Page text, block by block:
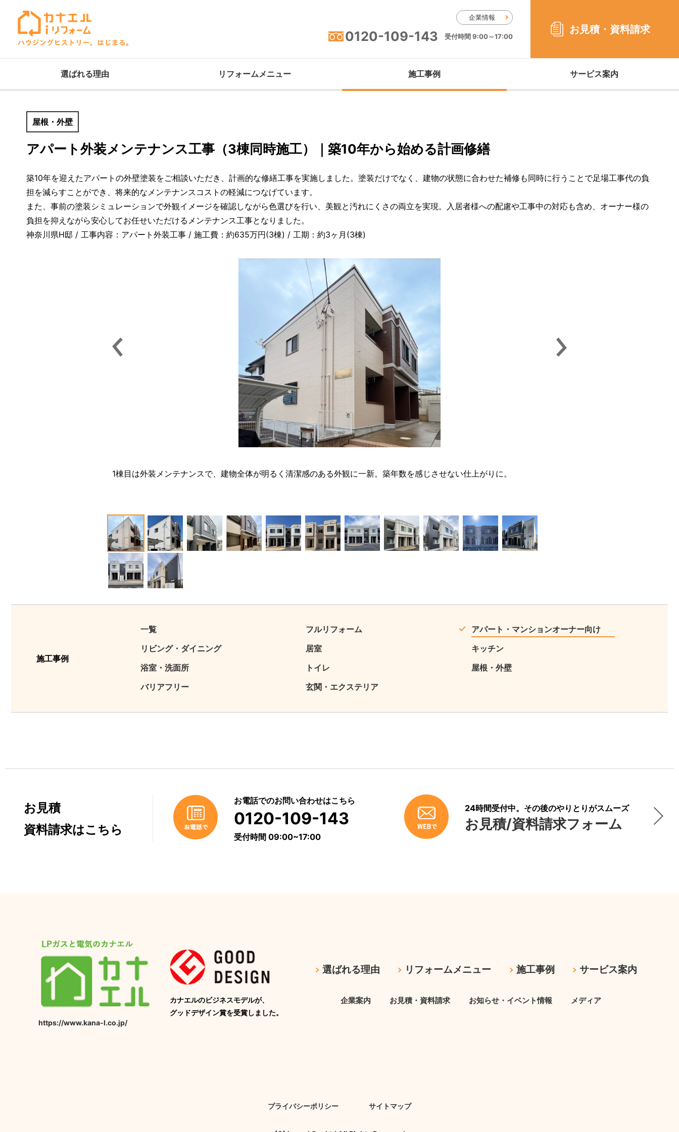
企業情報
0120-109-143 受付時間 9:00～17:00
お見積・ 資料請求
選ばれる理由 リフォームメニュー 施工事例 サービス案内
屋根・外壁
アパート外装メンテナンス工事（3棟同時施工）｜築10年から始める計画修繕
築10年を迎えたアパートの外壁塗装をご相談いただき、計画的な修繕工事を実施しました。塗装だけでなく、建物の状態に合わせた補修も同時に行うことで足場工事代の負
担を減らすことができ、将来的なメンテナンスコストの軽減につなげています。
また、事前の塗装シミュレーションで外観イメージを確認しながら色選びを行い、美観と汚れにくさの両立を実現。入居者様への配慮や工事中の対応も含め、オーナー様の
負担を抑えながら安心してお任せいただけるメンテナンス工事となりました。
神奈川県H邸 / 工事内容：アパート外装工事 / 施工費：約635万円(3棟) / 工期：約3ヶ月(3棟)
1棟目は外装メンテナンスで、建物全体が明るく清潔感のある外観に一新。築年数を感じさせない仕上がりに。
1 2 3 4 7 8 9 10 11
13
施工事例
一覧 フルリフォーム
アパート・マンションオーナー向け
リビング・ダイニング
居室
キッチン
浴室・洗面所
トイレ
屋根・外壁
バリアフリー
玄関・エクステリア
お見積
資料請求はこちら
お電話でのお問い合わせはこちら
0120-109-143
受付時間 09:00~17:00
24時間受付中。その後のやりとりがスムーズ
お見積/資料請求フォーム
https://www.kana-l.co.jp/
カナエルのビジネスモデルが、
グッドデザイン賞を受賞しました。
選ばれる理由 リフォームメニュー 施工事例 サービス案内
企業案内 お見積・資料請求 お知らせ・イベント情報 メディア
プライバシーポリシー サイトマップ